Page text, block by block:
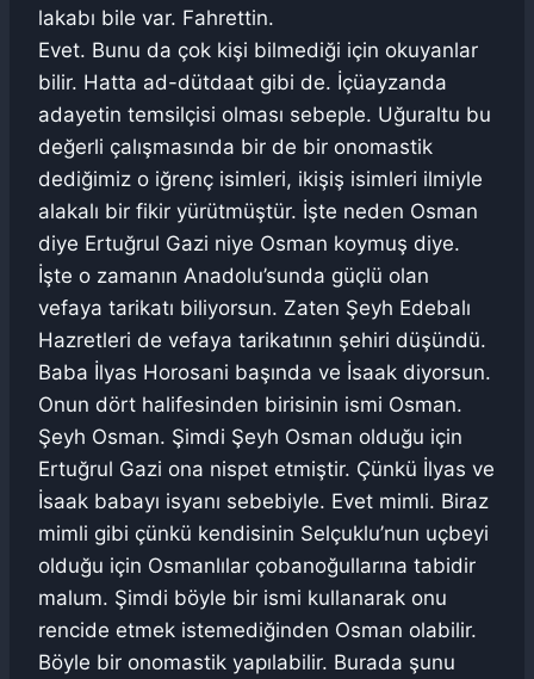
lakabı bile var. Fahrettin.
Evet. Bunu da çok kişi bilmediği için okuyanlar
bilir. Hatta ad-dütdaat gibi de. İçüayzanda
adayetin temsilçisi olması sebeple. Uğuraltu bu
değerli çalışmasında bir de bir onomastik
dediğimiz o iğrenç isimleri, ikişiş isimleri ilmiyle
alakalı bir fikir yürütmüştür. İşte neden Osman
diye Ertuğrul Gazi niye Osman koymuş diye.
İşte o zamanın Anadolu’sunda güçlü olan
vefaya tarikatı biliyorsun. Zaten Şeyh Edebalı
Hazretleri de vefaya tarikatının şehiri düşündü.
Baba İlyas Horosani başında ve İsaak diyorsun.
Onun dört halifesinden birisinin ismi Osman.
Şeyh Osman. Şimdi Şeyh Osman olduğu için
Ertuğrul Gazi ona nispet etmiştir. Çünkü İlyas ve
İsaak babayı isyanı sebebiyle. Evet mimli. Biraz
mimli gibi çünkü kendisinin Selçuklu’nun uçbeyi
olduğu için Osmanlılar çobanoğullarına tabidir
malum. Şimdi böyle bir ismi kullanarak onu
rencide etmek istemediğinden Osman olabilir.
Böyle bir onomastik yapılabilir. Burada şunu